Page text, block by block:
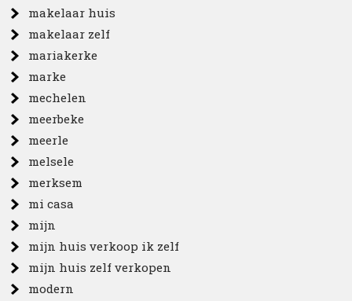
makelaar huis
makelaar zelf
mariakerke
marke
mechelen
meerbeke
meerle
melsele
merksem
mi casa
mijn
mijn huis verkoop ik zelf
mijn huis zelf verkopen
modern